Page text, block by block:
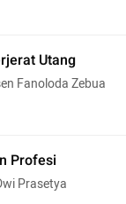
Utang
Fanoloda Zebua
Profesi
Prasetya